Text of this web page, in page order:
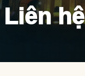
Liên hệ